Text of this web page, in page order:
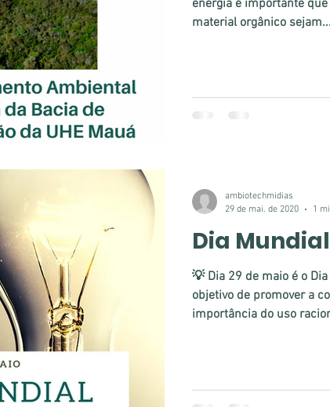
energia é importante
material orgânico sejam...
Dia
💡 Dia 29 de maio é o
objetivo de promover a
importância do uso
ambiotechmidias
29 de mai. de 2020
1